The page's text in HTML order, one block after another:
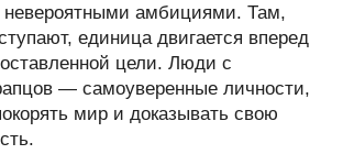
невероятными амбициями. Там,
единица двигается вперед
цели. Люди с
— самоуверенные личности,
мир и доказывать свою